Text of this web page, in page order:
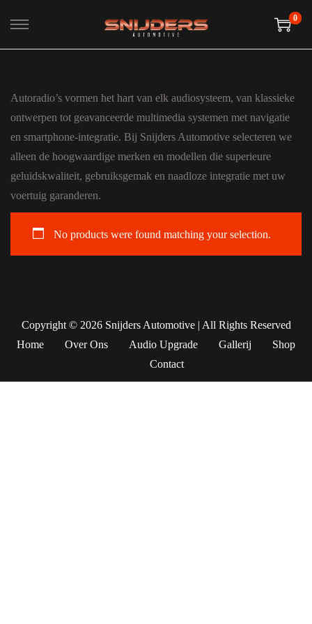
Ga naar navigatie
Ga naar de inhoud
0
Autoradio’s vormen het hart van elk audiosysteem, van klassieke
ontwerpen tot geavanceerde multimedia systemen met navigatie
en smartphone-integratie. Bij Snijders Automotive selecteren we
alleen de hoogwaardige merken en modellen die superieure
geluidskwaliteit, gebruiksgemak en naadloze integratie met uw
voertuig garanderen.
No products were found matching your selection.
Copyright © 2026 Snijders Automotive| All Rights Reserved
Home
Over Ons Audio Upgrade Gallerij
Shop
Contact